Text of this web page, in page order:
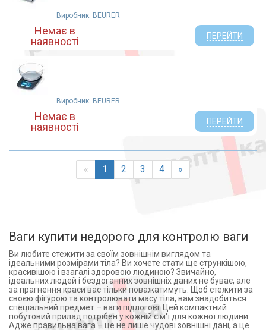
Виробник: BEURER
Немає в
наявності
ПЕРЕЙТИ
Виробник: BEURER
Немає в
наявності
ПЕРЕЙТИ
« 1 2 3 4 »
Ваги купити недорого для контролю ваги
Ви любите стежити за своїм зовнішнім виглядом та
ідеальними розмірами тіла? Ви хочете стати ще стрункішою,
красивішою і взагалі здоровою людиною? Звичайно,
ідеальних людей і бездоганних зовнішніх даних не буває, але
за прагнення краси вас тільки поважатимуть. Щоб стежити за
своєю фігурою та контролювати масу тіла, вам знадобиться
спеціальний предмет – ваги підлогові. Цей компактний
побутовий прилад потрібен у кожній сім'ї для кожної людини.
Адже правильна вага – це не лише чудові зовнішні дані, а це